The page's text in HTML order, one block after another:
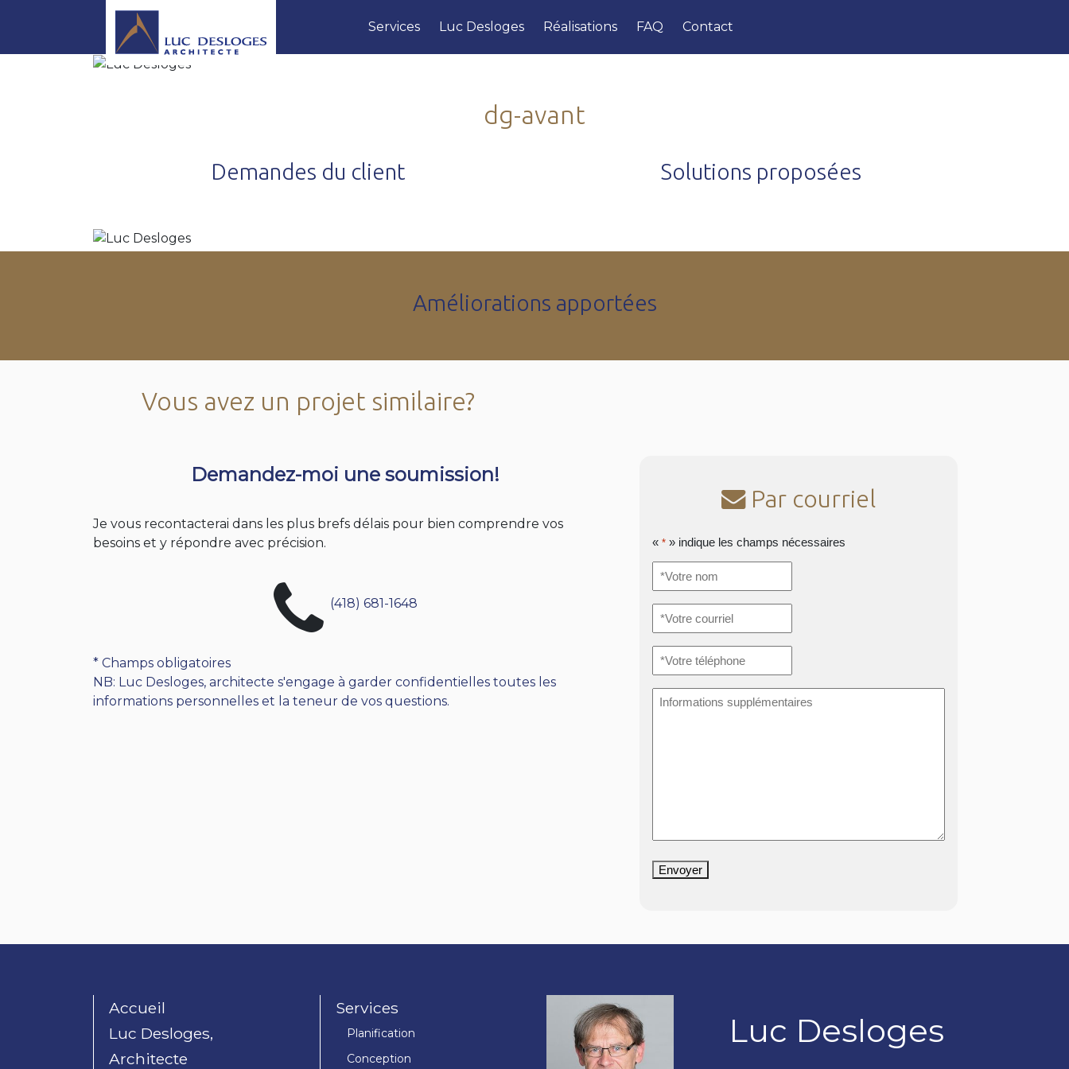
Services Luc Desloges Réalisations FAQ Contact
dg-avant
Demandes du client Solutions proposées
Améliorations apportées
Vous avez un projet similaire?
Demandez-moi une soumission!
Je vous recontacterai dans les plus brefs délais pour bien comprendre vos
besoins et y répondre avec précision.
(418) 681-1648
* Champs obligatoires
NB: Luc Desloges, architecte s'engage à garder confidentielles toutes les
informations personnelles et la teneur de vos questions.
Par courriel
«* » indique les champs nécessaires
nom*
courriel*
téléphone*
supplémentaires
Envoyer
Accueil
Luc Desloges,
Architecte
Services
Planification
Conception
Luc Desloges